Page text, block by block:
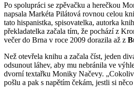
Po spolupráci se zpěvačku a herečkou
napsala Markéta Pilátová rovnou celou
tato hispanistka, spisovatelka, autorka
překladatelka začala tím, že pochází z
večer do Brna v roce 2009 dorazila až z
Než otevřela knihu a začala číst, jeden
odsunout láhev, aby mu nebránila ve
dvorní textařku Moniky Načevy.
pošlu a pak s napětím čekám, jestli si